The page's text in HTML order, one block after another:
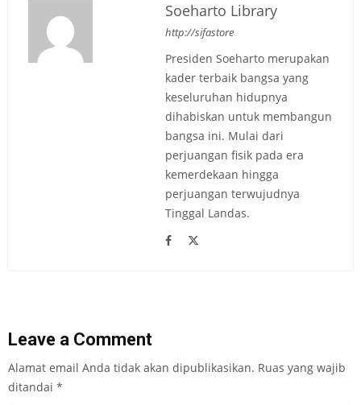
Soeharto Library
http://sifastore
Presiden Soeharto merupakan
kader terbaik bangsa yang
keseluruhan hidupnya
dihabiskan untuk membangun
bangsa ini. Mulai dari
perjuangan fisik pada era
kemerdekaan hingga
perjuangan terwujudnya
Tinggal Landas.
Leave a Comment
Alamat email Anda tidak akan dipublikasikan. Ruas yang wajib
ditandai *